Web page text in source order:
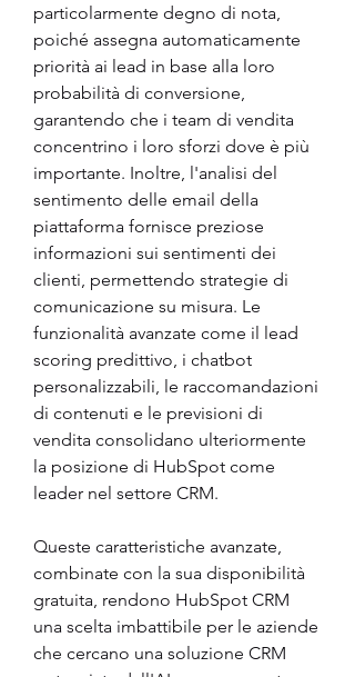
particolarmente degno di nota,
poiché assegna automaticamente
priorità ai lead in base alla loro
probabilità di conversione,
garantendo che i team di vendita
concentrino i loro sforzi dove è più
importante. Inoltre, l'analisi del
sentimento delle email della
piattaforma fornisce preziose
informazioni sui sentimenti dei
clienti, permettendo strategie di
comunicazione su misura. Le
funzionalità avanzate come il lead
scoring predittivo, i chatbot
personalizzabili, le raccomandazioni
di contenuti e le previsioni di
vendita consolidano ulteriormente
la posizione di HubSpot come
leader nel settore CRM.
Queste caratteristiche avanzate,
combinate con la sua disponibilità
gratuita, rendono HubSpot CRM
una scelta imbattibile per le aziende
che cercano una soluzione CRM